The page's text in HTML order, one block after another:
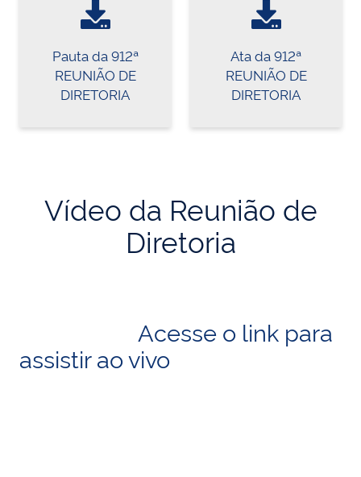
Pauta da 912ª
REUNIÃO DE
DIRETORIA
Ata da 912ª
REUNIÃO DE
DIRETORIA
Vídeo da Reunião de
Diretoria
Acesse o link para
assistir ao vivo